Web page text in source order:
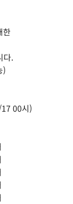
한
다.
)
00시)